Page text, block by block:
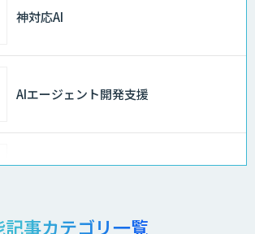
神対応AI
AIエージェント開発支援
OmlucのClaude Code研修
事カテゴリ一覧